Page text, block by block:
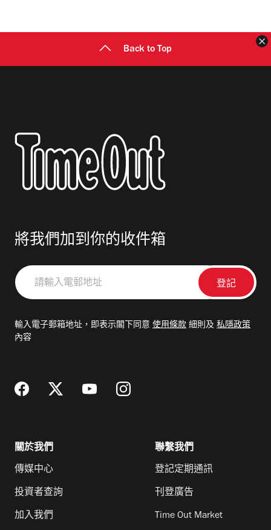
Back to Top
將我們加到你的收件箱
請
輸
郵
輸入電子郵箱地址，即表示閣下同意 使用條款 細則及 私隱政策
內容
關於我們
傳媒中心
投資者查詢
加入我們
聯繫我們
登記定期通訊
刊登廣告
Time Out Market